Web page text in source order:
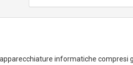
informatiche compresi